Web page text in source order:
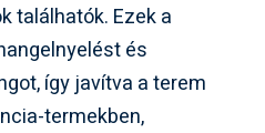
találhatók. Ezek a
és
így javítva a terem
termekben,